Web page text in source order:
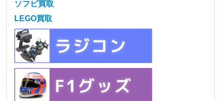
ソフビ買取
LEGO買取